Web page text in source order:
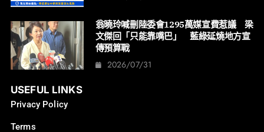
翁曉玲喊刪陸委會1295萬媒宣費惹議 梁
文傑回「只能靠嘴巴」 藍綠延燒地方宣
傳預算戰
2026/07/31
USEFUL LINKS
Privacy Policy
Terms